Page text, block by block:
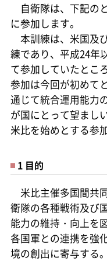
自衛隊は、下記の
に参加します。
本訓練は、米国及
練であり、平成24年
て参加していたとこ
参加は今回が初めて
通じて統合運用能力
が国にとって望まし
米比を始めとする参
1 目的
米比主催多国間共
衛隊の各種戦術及び
能力の維持・向上を
各国軍との連携を強
境の創出に寄与する。